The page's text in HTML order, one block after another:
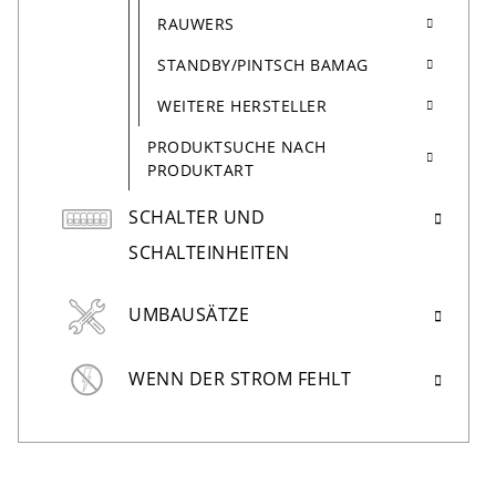
RAUWERS
STANDBY/PINTSCH BAMAG
WEITERE HERSTELLER
PRODUKTSUCHE NACH
PRODUKTART
SCHALTER UND
SCHALTEINHEITEN
UMBAUSÄTZE
WENN DER STROM FEHLT